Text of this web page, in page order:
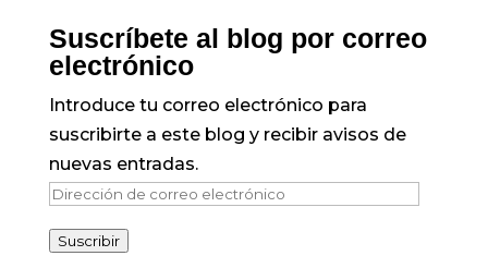
Suscríbete al blog por correo
electrónico
Introduce tu correo electrónico para
suscribirte a este blog y recibir avisos de
nuevas entradas.
Dirección
correo
Suscribir